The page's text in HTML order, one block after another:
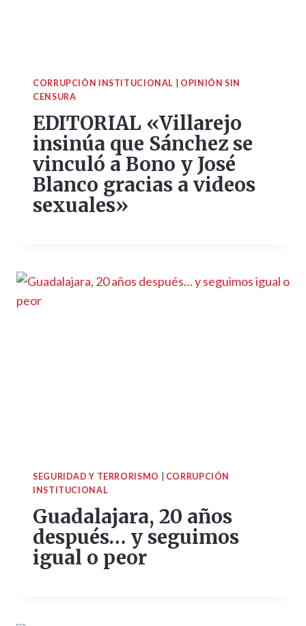
CORRUPCIÓN INSTITUCIONAL
OPINIÓN SIN
CENSURA
EDITORIAL «Villarejo
insinúa que Sánchez se
vinculó a Bono y José
Blanco gracias a videos
sexuales»
SEGURIDAD Y TERRORISMO
CORRUPCIÓN
INSTITUCIONAL
Guadalajara, 20 años
después… y seguimos
igual o peor